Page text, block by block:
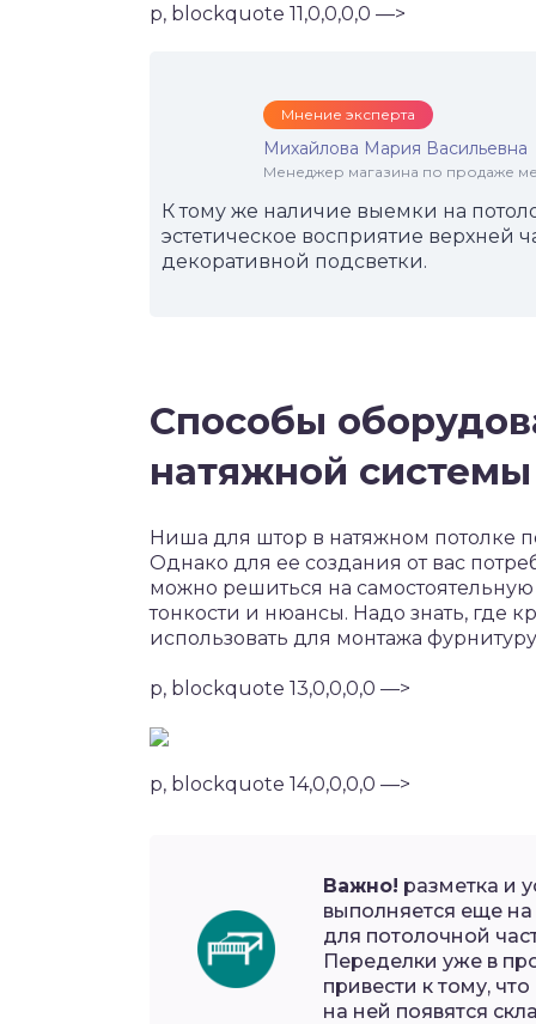
p, blockquote 11,0,0,0,0 —>
Мнение эксперта
Михайлова Мария Васильевна
Менеджер магазина по продаже
К тому же наличие выемки на
эстетическое восприятие верхней
декоративной подсветки.
Способы
натяжной системы
Ниша для штор в натяжном потолке
Однако для ее создания от вас
можно решиться на
тонкости и нюансы. Надо знать, где
использовать для монтажа
p, blockquote 13,0,0,0,0 —>
p, blockquote 14,0,0,0,0 —>
Важно! разметка и
выполняется еще
для потолочной
Переделки уже в
привести к тому,
на ней появятся